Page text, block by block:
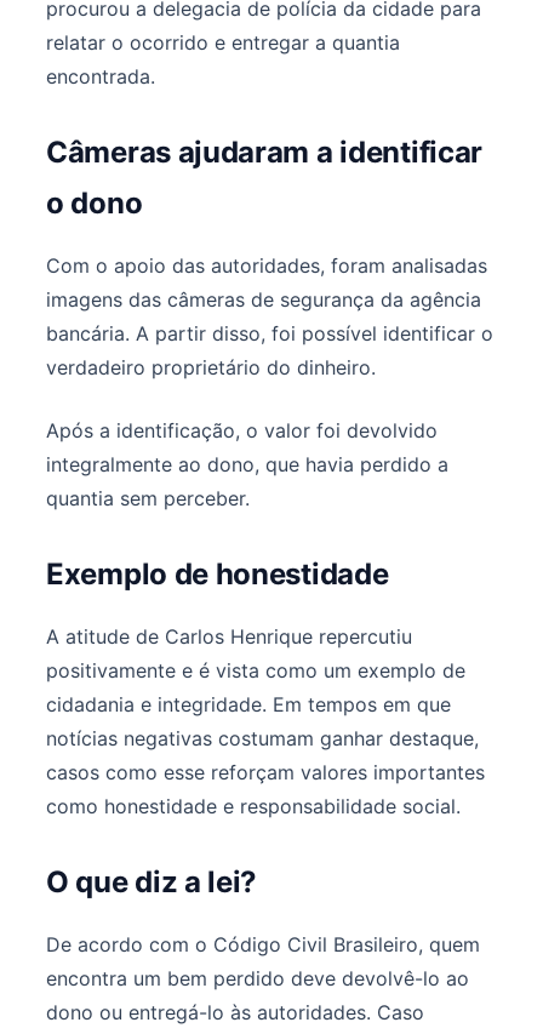
procurou a delegacia de polícia da cidade para
relatar o ocorrido e entregar a quantia
encontrada.
Câmeras ajudaram a identificar
o dono
Com o apoio das autoridades, foram analisadas
imagens das câmeras de segurança da agência
bancária. A partir disso, foi possível identificar o
verdadeiro proprietário do dinheiro.
Após a identificação, o valor foi devolvido
integralmente ao dono, que havia perdido a
quantia sem perceber.
Exemplo de honestidade
A atitude de Carlos Henrique repercutiu
positivamente e é vista como um exemplo de
cidadania e integridade. Em tempos em que
notícias negativas costumam ganhar destaque,
casos como esse reforçam valores importantes
como honestidade e responsabilidade social.
O que diz a lei?
De acordo com o Código Civil Brasileiro, quem
encontra um bem perdido deve devolvê-lo ao
dono ou entregá-lo às autoridades. Caso